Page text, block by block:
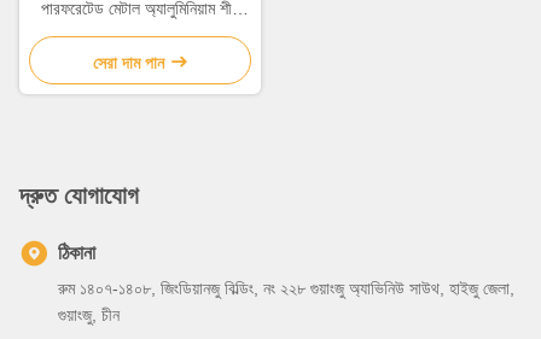
পারফরেটেড মেটাল অ্যালুমিনিয়াম শীট
0.5mm-6mm
সেরা দাম পান
দ্রুত যোগাযোগ
ঠিকানা
রুম ১৪০৭-১৪০৮, জিংডিয়ানজু বিল্ডিং, নং ২২৮ গুয়াংজু অ্যাভিনিউ সাউথ, হাইজু জেলা,
গুয়াংজু, চীন